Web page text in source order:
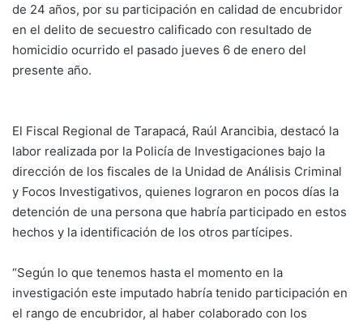
de 24 años, por su participación en calidad de encubridor
en el delito de secuestro calificado con resultado de
homicidio ocurrido el pasado jueves 6 de enero del
presente año.
El Fiscal Regional de Tarapacá, Raúl Arancibia, destacó la
labor realizada por la Policía de Investigaciones bajo la
dirección de los fiscales de la Unidad de Análisis Criminal
y Focos Investigativos, quienes lograron en pocos días la
detención de una persona que habría participado en estos
hechos y la identificación de los otros partícipes.
“Según lo que tenemos hasta el momento en la
investigación este imputado habría tenido participación en
el rango de encubridor, al haber colaborado con los